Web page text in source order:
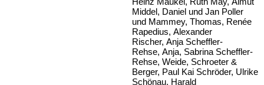
Middel, Daniel und Jan Poller
und Mammey, Thomas, Renée
Rapedius, Alexander
Rischer, Anja Scheffler-
Rehse, Anja, Sabrina Scheffler-
Rehse, Weide, Schroeter &
Berger, Paul Kai Schröder, Ulrike
Schönau, Harald